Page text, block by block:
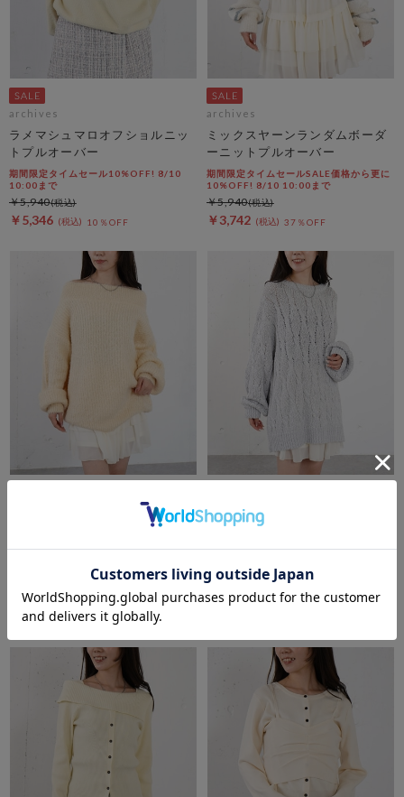
archives
ラメマシュマロオフショルニッ
トプルオーバー
期間限定タイムセール10%OFF! 8/10
10:00まで
￥5,346 10％OFF
￥5,940
archives
ミックスヤーンランダムボーダ
ーニットプルオーバー
期間限定タイムセールSALE価格から更に
10%OFF! 8/10 10:00まで
￥3,742 37％OFF
￥5,940
カールフェザーオフショルニッ
トプルオーバー
期間限定タイムセールSALE価格から更に
10%OFF! 8/10 10:00まで
￥2,673 55％OFF
￥5,940
archives
スラブゆるケーブルニットプル
オーバー
期間限定タイムセールSALE価格から更に
10%OFF! 8/10 10:00まで
￥6,050